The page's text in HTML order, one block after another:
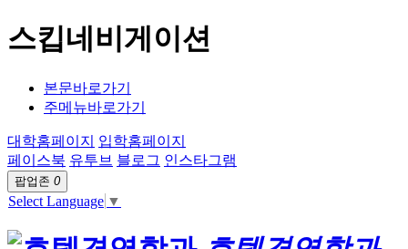
스킵네비게이션
본문바로가기
주메뉴바로가기
대학홈페이지
입학홈페이지
페이스북 유투브 블로그 인스타그램
팝업존 0
Select Language ▼